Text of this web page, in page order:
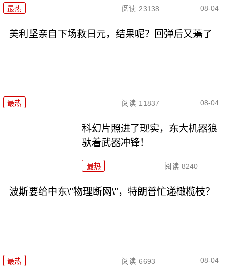
最热 阅读 23138 08-04
美利坚亲自下场救日元，结果呢？回弹后又蔫了
最热 阅读 11837 08-04
科幻片照进了现实，东大机器狼
驮着武器冲锋！
最热 阅读 8240
波斯要给中东\"物理断网\"，特朗普忙递橄榄枝？
最热 阅读 6693 08-04